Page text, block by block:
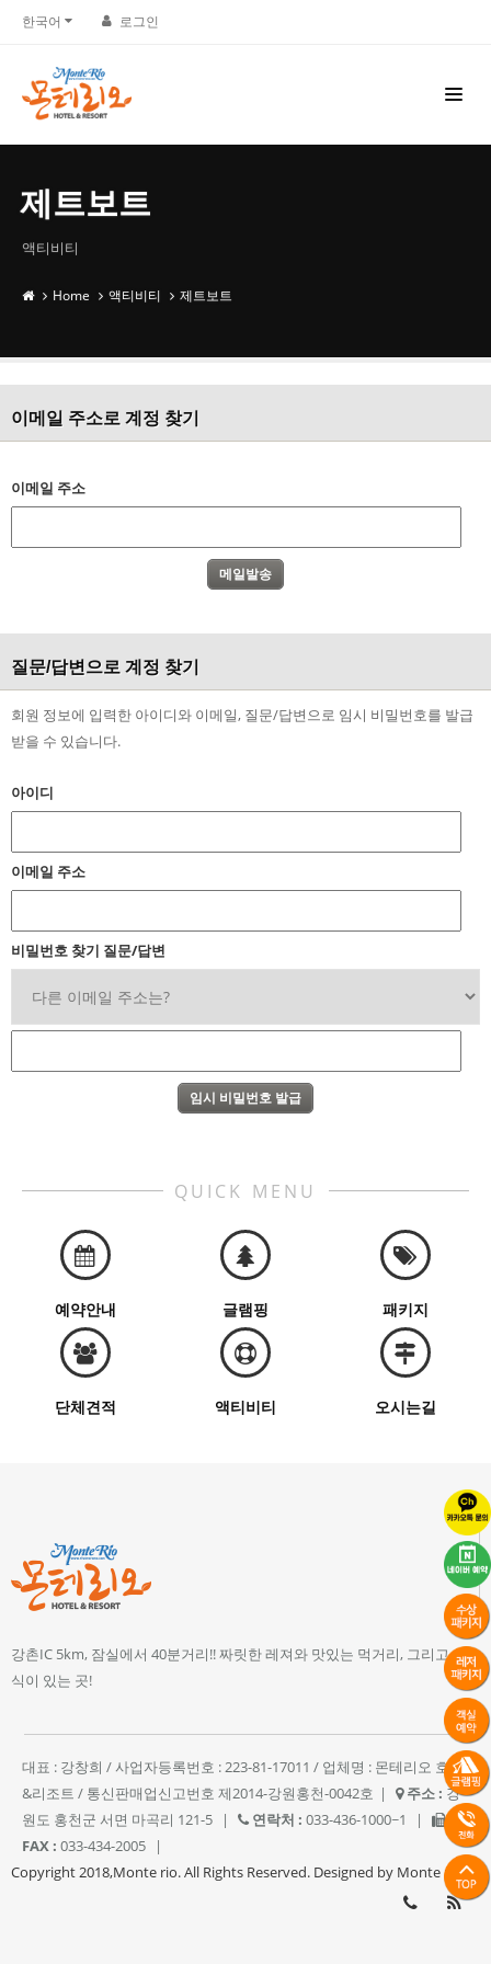
한국어 로그인
제트보트
액티비티
Home 액티비티 제트보트
이메일 주소로 계정 찾기
이메일 주소
질문/답변으로 계정 찾기
회원 정보에 입력한 아이디와 이메일, 질문/답변으로 임시 비밀번호를 발급
받을 수 있습니다.
아이디
이메일 주소
비밀번호 찾기 질문/답변
QUICK MENU
예약안내 글램핑 패키지
단체견적 액티비티 오시는길
강촌IC 5km, 잠실에서 40분거리!! 짜릿한 레져와 맛있는 먹거리, 그리고 휴
식이 있는 곳!
대표 : 강창희 / 사업자등록번호 : 223-81-17011 / 업체명 : 몬테리오 호텔
&리조트 / 통신판매업신고번호 제2014-강원홍천-0042호 | 주소 : 강
원도 홍천군 서면 마곡리 121-5
| 연락처 : 033-436-1000~1
|
FAX : 033-434-2005
|
Copyright 2018,Monte rio. All Rights Reserved. Designed by Monte rio.